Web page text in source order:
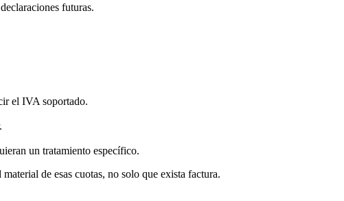
futuras.
el IVA soportado.
un tratamiento específico.
de esas cuotas, no solo que exista factura.